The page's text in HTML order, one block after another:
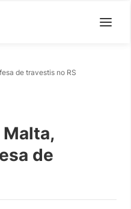
de travestis no RS
de